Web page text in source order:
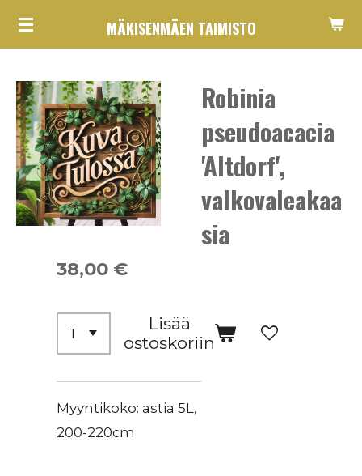
Siirry
MÄKISENMÄEN TAIMISTO
Robinia
pseudoacacia
'Altdorf',
valkovaleakaa
sia
38,00 €
Lisää
ostoskoriin
Myyntikoko: astia 5L,
200-220cm